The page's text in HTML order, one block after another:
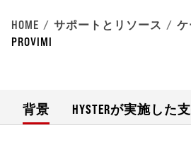
HOME サポートとリソース
ケ
PROVIMI
背景 HYSTERが実施した